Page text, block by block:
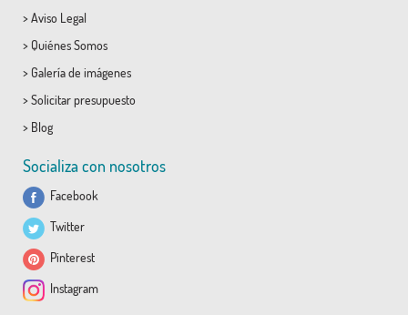
> Aviso Legal
> Quiénes Somos
> Galería de imágenes
> Solicitar presupuesto
> Blog
Socializa con nosotros
Facebook
Twitter
Pinterest
Instagram